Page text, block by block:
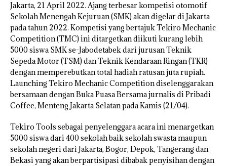
Jakarta, 21 April 2022. Ajang terbesar kompetisi otomotif
Sekolah Menengah Kejuruan (SMK) akan digelar di Jakarta
pada tahun 2022. Kompetisi yang bertajuk Tekiro Mechanic
Competition (TMC) ini ditargetkan diikuti kurang lebih
5000 siswa SMK se-Jabodetabek dari jurusan Teknik
Sepeda Motor (TSM) dan Teknik Kendaraan Ringan (TKR)
dengan memperebutkan total hadiah ratusan juta rupiah.
Launching Tekiro Mechanic Competition diselenggarakan
bersamaan dengan Buka Puasa Bersama jurnalis di Pribadi
Coffee, Menteng Jakarta Selatan pada Kamis (21/04).
Tekiro Tools sebagai penyelenggara acara ini menargetkan
5000 siswa dari 400 sekolah baik sekolah swasta maupun
sekolah negeri dari Jakarta, Bogor, Depok, Tangerang dan
Bekasi yang akan berpartisipasi dibabak penyisihan dengan